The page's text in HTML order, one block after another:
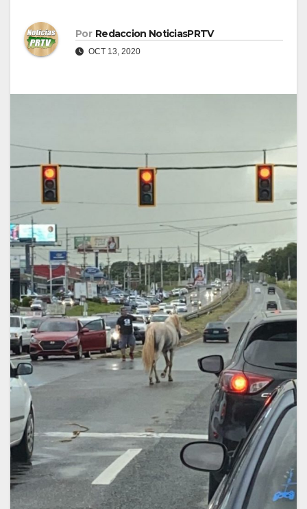
Por Redaccion NoticiasPRTV
OCT 13, 2020